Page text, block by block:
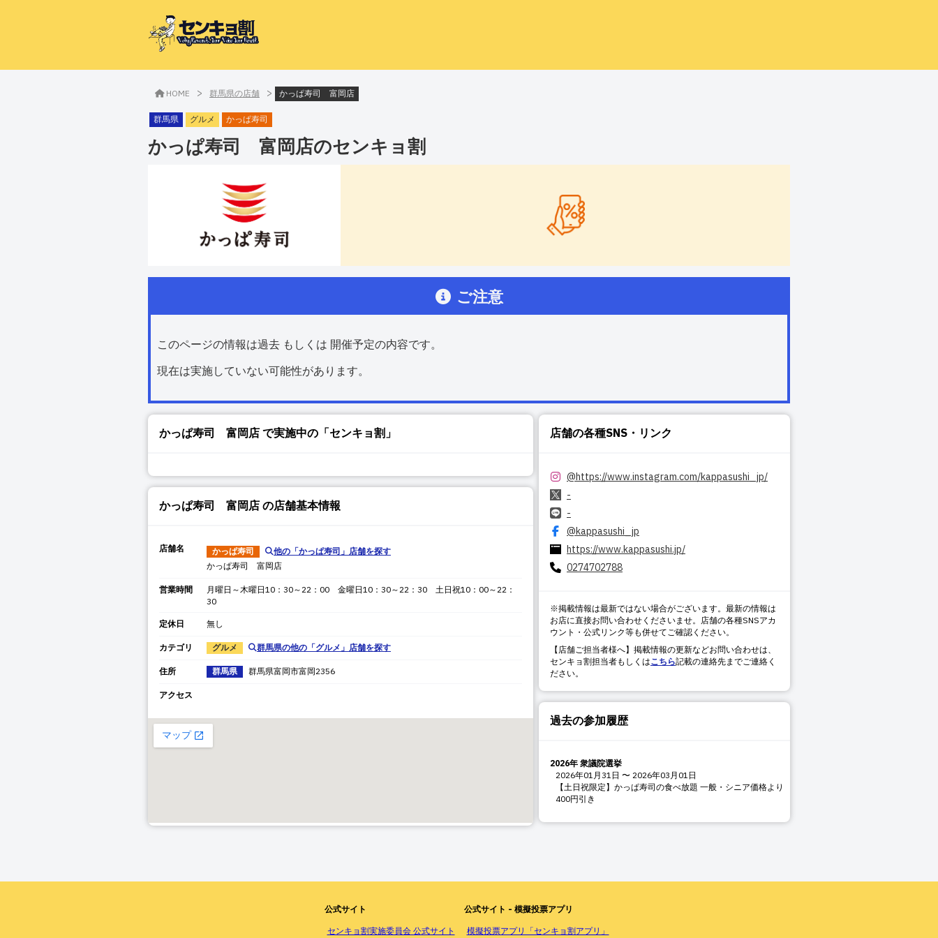
HOME > 群馬県の店舗 > かっぱ寿司 富岡店
群馬県 グルメ かっぱ寿司
かっぱ寿司 富岡店のセンキョ割
ご注意
このページの情報は過去 もしくは 開催予定の内容です。
現在は実施していない可能性があります。
かっぱ寿司 富岡店 で実施中の「センキョ割」
かっぱ寿司 富岡店 の店舗基本情報
店舗名 かっぱ寿司 他の「かっぱ寿司 」店舗を探す
かっぱ寿司 富岡店
営業時間
月曜日～木曜日10：30～22：00 金曜日10：30～22：30 土日祝10：00～22：
30
定休日 無し
カテゴリ グルメ 群馬県の他の「グルメ 」店舗を探す
住所 群馬県 群馬県富岡市富岡2356
アクセス
店舗の各種SNS・リンク
@https://www.instagram.com/kappasushi_jp/
-
-
@kappasushi_jp
https://www.kappasushi.jp/
0274702788
※掲載情報は最新ではない場合がございます。最新の情報は
お店に直接お問い合わせくださいませ。店舗の各種SNSアカ
ウント・公式リンク等も併せてご確認ください。
【店舗ご担当者様へ】掲載情報の更新などお問い合わせは、
センキョ割担当者もしくはこちら記載の連絡先までご連絡く
ださい。
過去の参加履歴
2026年 衆議院選挙
2026年01月31日 〜 2026年03月01日
【土日祝限定】かっぱ寿司の食べ放題 一般・シニア価格より
400円引き
公式サイト
センキョ割実施委員会 公式サイト
公式サイト - 模擬投票アプリ
模擬投票アプリ「センキョ割アプリ」